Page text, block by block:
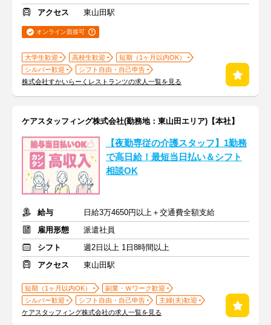
アクセス
東山田駅
オンライン面接可
大学生歓迎 高校生歓迎
短期（1ヶ月以内OK）
シルバー歓迎
シフト自由・自己申告
株式会社すかいらーくレストランツの求人一覧を見る
ケアスタッフィング株式会社(勤務地：東山田エリア)【本社】
【夜勤専従の介護スタッフ】1勤務
で高日給！最短当日払い＆シフト
相談OK
給与
日給3万4650円以上＋交通費全額支給
雇用形態
派遣社員
シフト
週2日以上 1日8時間以上
アクセス
東山田駅
短期（1ヶ月以内OK）
副業・Ｗワーク歓迎
シルバー歓迎
シフト自由・自己申告
主婦(夫)歓迎
ケアスタッフィング株式会社の求人一覧を見る